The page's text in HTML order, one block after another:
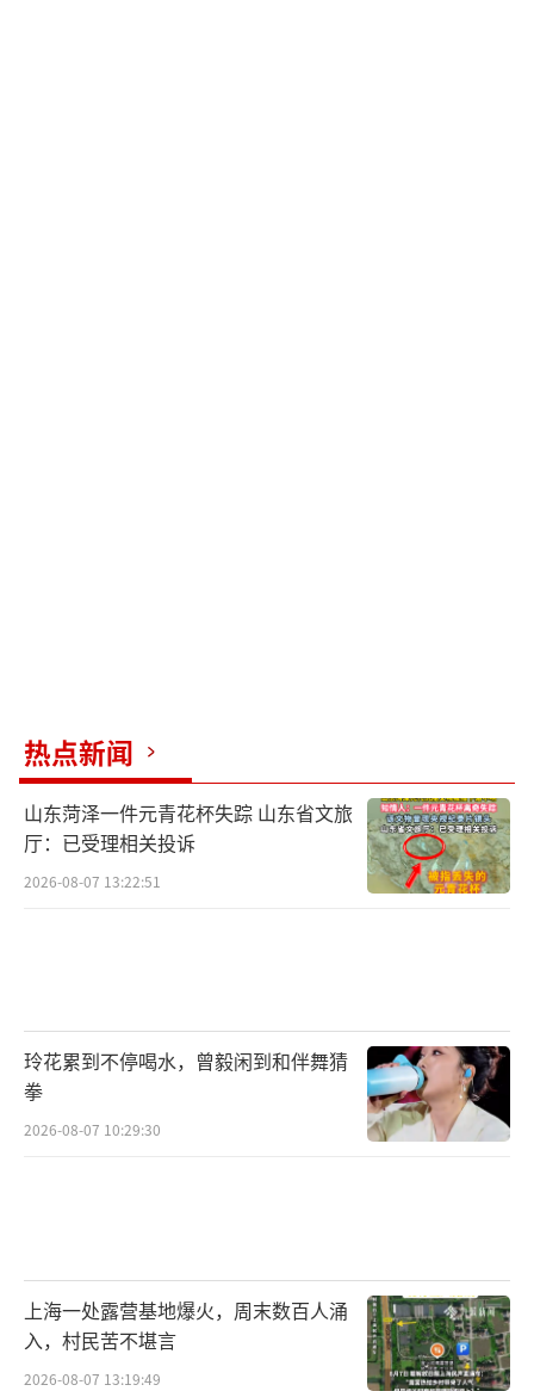
热点新闻
山东菏泽一件元青花杯失踪 山东省文旅
厅：已受理相关投诉
2026-08-07 13:22:51
玲花累到不停喝水，曾毅闲到和伴舞猜
拳
2026-08-07 10:29:30
上海一处露营基地爆火，周末数百人涌
入，村民苦不堪言
2026-08-07 13:19:49